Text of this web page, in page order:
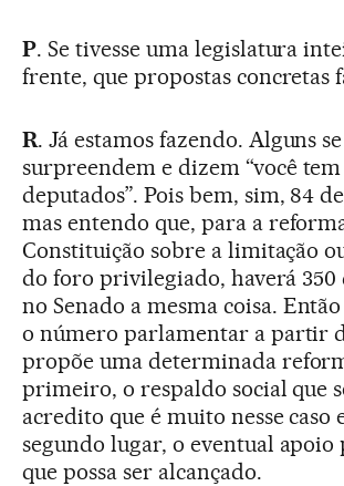
P. Se tivesse uma legislatura
frente, que propostas concretas
R. Já estamos fazendo. Alguns se
surpreendem e dizem “você
deputados”. Pois bem, sim, 84
mas entendo que, para a
Constituição sobre a limitação
do foro privilegiado, haverá 350
no Senado a mesma coisa.
o número parlamentar a partir
propõe uma determinada
primeiro, o respaldo social que
acredito que é muito nesse caso
segundo lugar, o eventual
que possa ser alcançado.